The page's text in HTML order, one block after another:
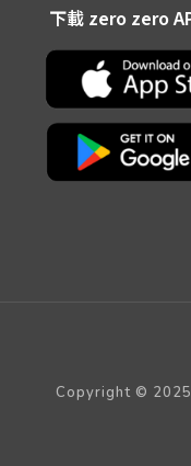
下載 zero zero
Copyright ©